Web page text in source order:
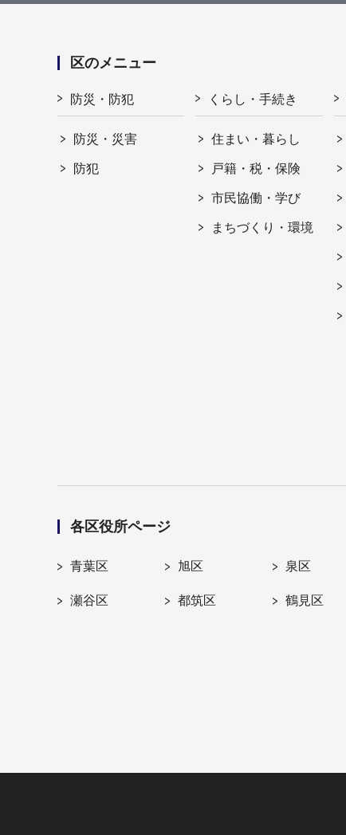
区のメニュー
防災・防犯
防災・災害
防犯
くらし・手続き
住まい・暮らし
戸籍・税・保険
市民協働・学び
まちづくり・環境
各区役所ページ
青葉区 旭区 泉区
瀬谷区 都筑区 鶴見区